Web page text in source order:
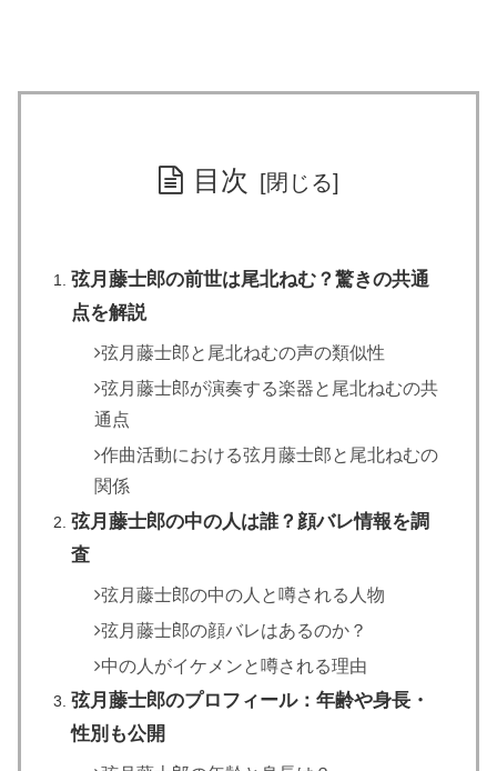
目次
弦月藤士郎の前世は尾北ねむ？驚きの共通
点を解説
弦月藤士郎と尾北ねむの声の類似性
弦月藤士郎が演奏する楽器と尾北ねむの共
通点
作曲活動における弦月藤士郎と尾北ねむの
関係
弦月藤士郎の中の人は誰？顔バレ情報を調
査
弦月藤士郎の中の人と噂される人物
弦月藤士郎の顔バレはあるのか？
中の人がイケメンと噂される理由
弦月藤士郎のプロフィール：年齢や身長・
性別も公開